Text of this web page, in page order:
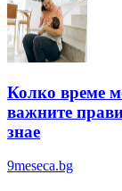
Колко време
важните
знае
9meseca.bg